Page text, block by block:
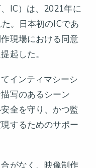
IC）は、2021年に
。日本初のICであ
現場における同意
起した。
インティマシーシ
写のあるシーン
全を守り、かつ監
するためのサポー
がなく、映像制作